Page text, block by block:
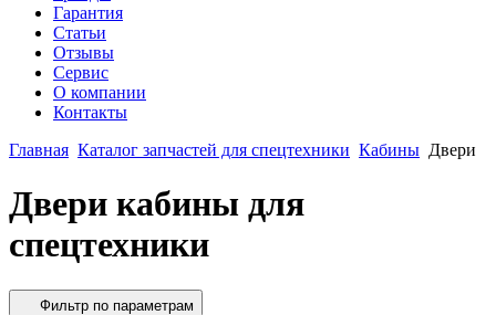
Гарантия
Статьи
Отзывы
Сервис
О компании
Контакты
Главная Каталог запчастей для спецтехники Кабины Двери
Двери кабины для
спецтехники
Фильтр по параметрам